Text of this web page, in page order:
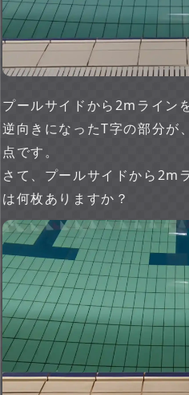
プールサイドから2mライン
逆向きになったT字の部分が
点です。
さて、プールサイドから2m
は何枚ありますか？